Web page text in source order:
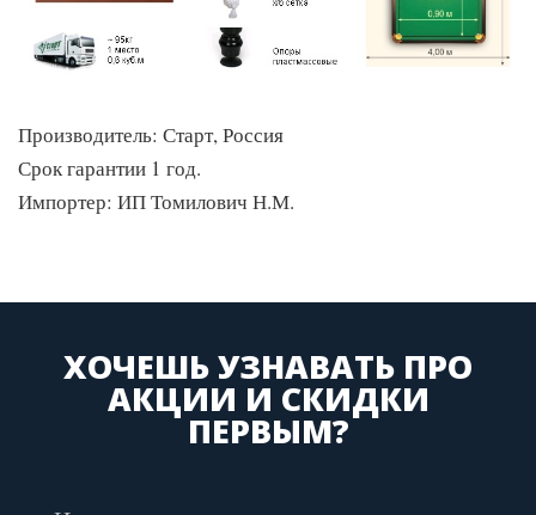
Производитель: Старт, Россия
Срок гарантии 1 год.
Импортер: ИП Томилович Н.М.
ХОЧЕШЬ УЗНАВАТЬ ПРО
АКЦИИ И СКИДКИ
ПЕРВЫМ?